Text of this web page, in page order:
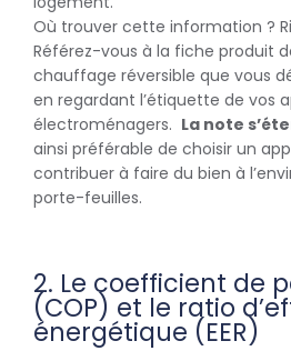
Où trouver cette information ?
Référez-vous à la fiche produit
chauffage réversible que vous
en regardant l’étiquette de vos
électroménagers. La note
ainsi préférable de choisir un
contribuer à faire du bien à
porte-feuilles.
2. Le coefficient de
(COP) et le ratio
énergétique (EER)